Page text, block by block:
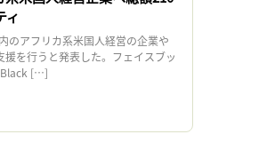
ィ
のアフリカ系米国人経営の企業や
を行うと発表した。フェイスブッ
Black […]